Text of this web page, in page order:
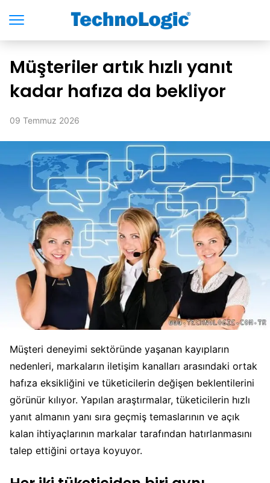
Müşteriler artık hızlı yanıt
kadar hafıza da bekliyor
09 Temmuz 2026
Müşteri deneyimi sektöründe yaşanan kayıpların
nedenleri, markaların iletişim kanalları arasındaki ortak
hafıza eksikliğini ve tüketicilerin değişen beklentilerini
görünür kılıyor. Yapılan araştırmalar, tüketicilerin hızlı
yanıt almanın yanı sıra geçmiş temaslarının ve açık
kalan ihtiyaçlarının markalar tarafından hatırlanmasını
talep ettiğini ortaya koyuyor.